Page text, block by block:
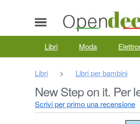
Libri Moda
Libri > Libri per bambini
New Step on it. Per
Scrivi per primo una recensione